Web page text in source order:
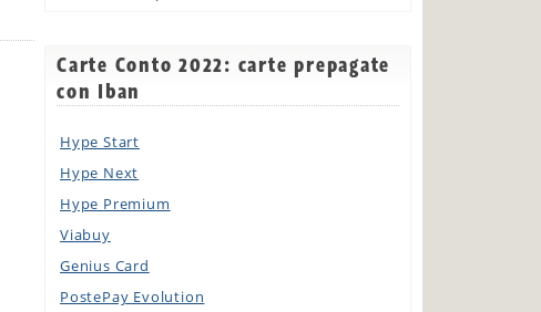
Carte Conto 2022: carte prepagate
con Iban
Hype Start
Hype Next
Hype Premium
Viabuy
Genius Card
PostePay Evolution